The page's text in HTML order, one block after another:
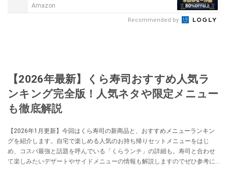
Amazon
Recommended by
【2026年最新】くら寿司おすすめ人気ラ
ンキング完全版！人気ネタや限定メニュー
も徹底解説
【2026年1月更新】今回はくら寿司の新商品と、おすすめメニューランキン
グを紹介します。自宅で楽しめる人気のお持ち帰りセットメニューをはじ
め、コスパ最強と話題を呼んでいる「くらランチ」の詳細も。寿司と合わせ
て楽しみたいデザートやサイドメニューの情報も解説しますのでぜひ参考に